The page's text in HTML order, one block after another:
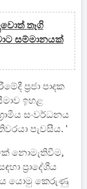
තෑගි
සම්මානයක්
ප්‍රජා පාදක
ඉහළ
සංවර්ධනය
පැවසීය. '
නොමැතිවීම,
ප්‍රාදේශීය
යොමු කෙරුණු